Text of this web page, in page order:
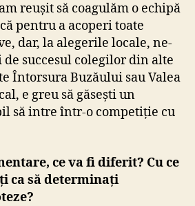
reușit să coagulăm o echipă
pentru a acoperi toate
dar, la alegerile locale, ne-
de succesul colegilor din alte
Întorsura Buzăului sau Valea
e greu să găsești un
să intre într-o competiție cu
ce va fi diferit? Cu ce
ca să determinați